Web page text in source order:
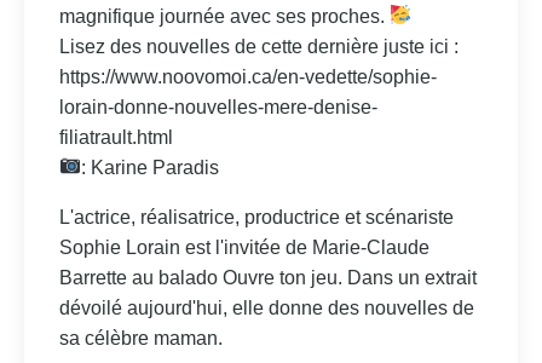
magnifique journée avec ses proches.
Lisez des nouvelles de cette dernière juste ici :
https://www.noovomoi.ca/en-vedette/sophie-
lorain-donne-nouvelles-mere-denise-
filiatrault.html
: Karine Paradis
L'actrice, réalisatrice, productrice et scénariste
Sophie Lorain est l'invitée de Marie-Claude
Barrette au balado Ouvre ton jeu. Dans un extrait
dévoilé aujourd'hui, elle donne des nouvelles de
sa célèbre maman.